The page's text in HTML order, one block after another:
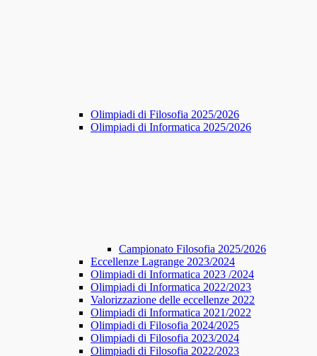
Olimpiadi di Filosofia 2025/2026
Olimpiadi di Informatica 2025/2026
Campionato Filosofia 2025/2026
​​Eccellenze Lagrange 2023/2024
Olimpiadi di Informatica 2023 /2024
Olimpiadi di Informatica 2022/2023
Valorizzazione delle eccellenze 2022
Olimpiadi di Informatica 2021/2022
Olimpiadi di Filosofia 2024/2025
Olimpiadi di Filosofia 2023/2024
Olimpiadi di Filosofia 2022/2023